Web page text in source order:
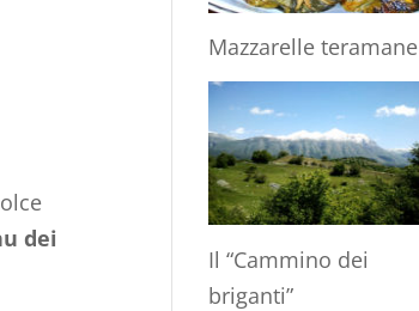
dei
Mazzarelle teramane
Il “Cammino dei
briganti”